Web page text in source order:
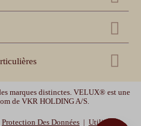
les stores enrouleurs et les stores bateaux
valable jusqu'au 12/08/2026 -10h.
marques distinctes. VELUX® est une
de VKR HOLDING A/S.
Protection Des Données | Utilisation